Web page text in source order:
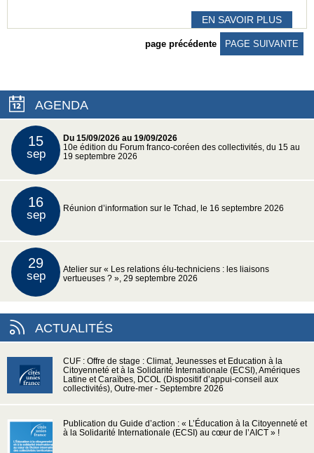
EN SAVOIR PLUS
page précédente PAGE SUIVANTE
AGENDA
15
sep
Du 15/09/2026 au 19/09/2026
10e édition du Forum franco-coréen des collectivités, du 15 au
19 septembre 2026
16
sep Réunion d’information sur le Tchad, le 16 septembre 2026
29
sep
Atelier sur « Les relations élu-techniciens : les liaisons
vertueuses ? », 29 septembre 2026
ACTUALITÉS
CUF : Offre de stage : Climat, Jeunesses et Education à la
Citoyenneté et à la Solidarité Internationale (ECSI), Amériques
Latine et Caraïbes, DCOL (Dispositif d’appui-conseil aux
collectivités), Outre-mer - Septembre 2026
Publication du Guide d’action : « L’Éducation à la Citoyenneté et
à la Solidarité Internationale (ECSI) au cœur de l’AICT » !